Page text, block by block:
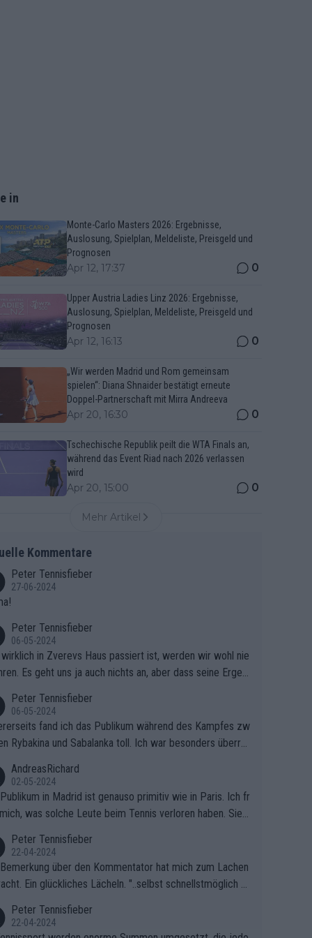
in
Monte-Carlo Masters 2026: Ergebnisse,
Auslosung, Spielplan, Meldeliste, Preisgeld und
Prognosen
Apr 12, 17:37 0
Upper Austria Ladies Linz 2026: Ergebnisse,
Auslosung, Spielplan, Meldeliste, Preisgeld und
Prognosen
Apr 12, 16:13 0
„Wir werden Madrid und Rom gemeinsam
spielen“: Diana Shnaider bestätigt erneute
Doppel-Partnerschaft mit Mirra Andreeva
Apr 20, 16:30 0
Tschechische Republik peilt die WTA Finals an,
während das Event Riad nach 2026 verlassen
wird
Apr 20, 15:00 0
Mehr Artikel
Kommentare
Peter Tennisfieber
27-06-2024
Peter Tennisfieber
06-05-2024
wirklich in Zverevs Haus passiert ist, werden wir wohl nie
Es geht uns ja auch nichts an, aber dass seine Ergeb
Peter Tennisfieber
06-05-2024
fand ich das Publikum während des Kampfes zw
Rybakina und Sabalanka toll. Ich war besonders überras
AndreasRichard
02-05-2024
in Madrid ist genauso primitiv wie in Paris. Ich fr
was solche Leute beim Tennis verloren haben. Sie s
Peter Tennisfieber
22-04-2024
über den Kommentator hat mich zum Lachen
Ein glückliches Lächeln. "..selbst schnellstmöglich na
Peter Tennisfieber
22-04-2024